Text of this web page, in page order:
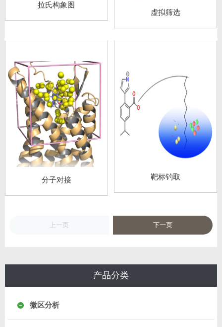
拉氏构象图
虚拟筛选
分子对接 靶标钓取
上一页 下一页
产品分类
微区分析